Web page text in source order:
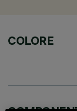
COLORE